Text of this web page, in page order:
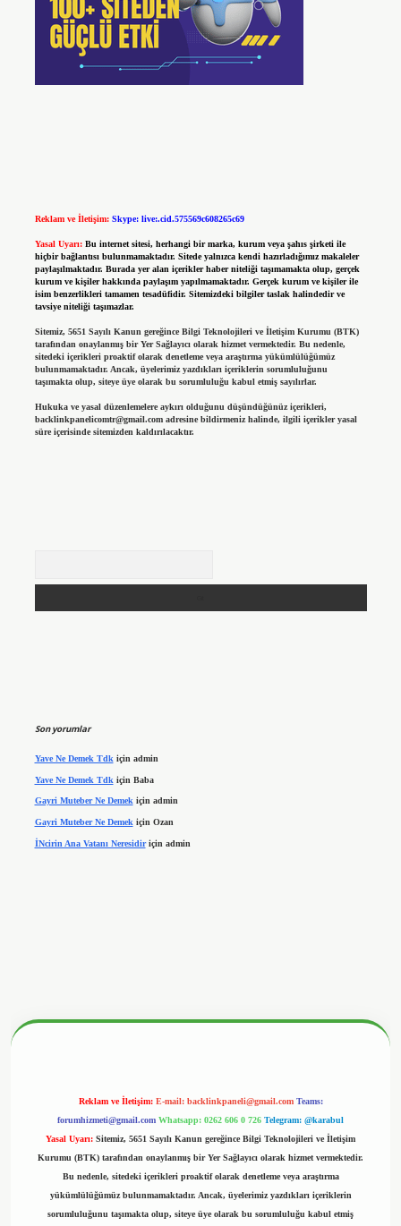
Reklam ve İletişim: Skype: live:.cid.575569c608265c69
Yasal Uyarı: Bu internet sitesi, herhangi bir marka, kurum veya şahıs şirketi ile
hiçbir bağlantısı bulunmamaktadır. Sitede yalnızca kendi hazırladığımız makaleler
paylaşılmaktadır. Burada yer alan içerikler haber niteliği taşımamakta olup, gerçek
kurum ve kişiler hakkında paylaşım yapılmamaktadır. Gerçek kurum ve kişiler ile
isim benzerlikleri tamamen tesadüfidir. Sitemizdeki bilgiler taslak halindedir ve
tavsiye niteliği taşımazlar.
Sitemiz, 5651 Sayılı Kanun gereğince Bilgi Teknolojileri ve İletişim Kurumu (BTK)
tarafından onaylanmış bir Yer Sağlayıcı olarak hizmet vermektedir. Bu nedenle,
sitedeki içerikleri proaktif olarak denetleme veya araştırma yükümlülüğümüz
bulunmamaktadır. Ancak, üyelerimiz yazdıkları içeriklerin sorumluluğunu
taşımakta olup, siteye üye olarak bu sorumluluğu kabul etmiş sayılırlar.
Hukuka ve yasal düzenlemelere aykırı olduğunu düşündüğünüz içerikleri,
backlinkpanelicomtr@gmail.comadresine bildirmeniz halinde, ilgili içerikler yasal
süre içerisinde sitemizden kaldırılacaktır.
Son yorumlar
Yave Ne Demek Tdk için admin
Yave Ne Demek Tdk için Baba
Gayri Muteber Ne Demekiçin admin
Gayri Muteber Ne Demek için Ozan
İNcirin Ana Vatanı Neresidiriçin admin
Reklam ve İletişim: E-mail: backlinkpaneli@gmail.com Teams:
forumhizmeti@gmail.com Whatsapp: 0262 606 0 726 Telegram: @karabul
Yasal Uyarı: Sitemiz, 5651 Sayılı Kanun gereğince Bilgi Teknolojileri ve İletişim
Kurumu (BTK) tarafından onaylanmış bir Yer Sağlayıcı olarak hizmet vermektedir.
Bu nedenle, sitedeki içerikleri proaktif olarak denetleme veya araştırma
yükümlülüğümüz bulunmamaktadır. Ancak, üyelerimiz yazdıkları içeriklerin
sorumluluğunu taşımakta olup, siteye üye olarak bu sorumluluğu kabul etmiş